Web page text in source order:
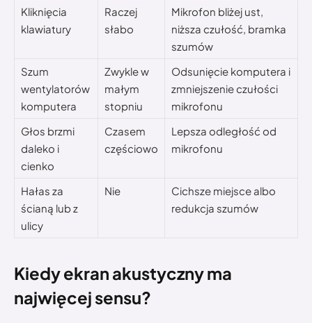
Kliknięcia
klawiatury
Raczej
słabo
Mikrofon bliżej ust,
niższa czułość, bramka
szumów
Szum
wentylatorów
komputera
Zwykle w
małym
stopniu
Odsunięcie komputera i
zmniejszenie czułości
mikrofonu
Głos brzmi
daleko i
cienko
Czasem
częściowo
Lepsza odległość od
mikrofonu
Hałas za
ścianą lub z
ulicy
Nie
Cichsze miejsce albo
redukcja szumów
Kiedy ekran akustyczny ma
najwięcej sensu?